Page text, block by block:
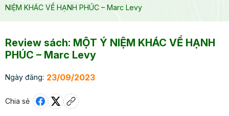
NIỆM KHÁC VỀ HẠNH PHÚC – Marc Levy
Review sách: MỘT Ý NIỆM KHÁC VỀ HẠNH
PHÚC – Marc Levy
Ngày đăng: 23/09/2023
Chia sẻ